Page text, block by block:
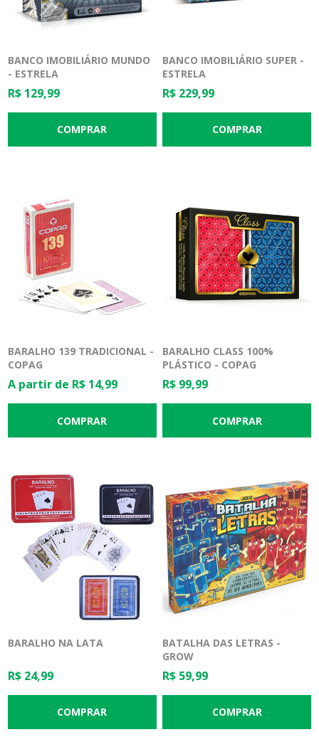
BANCO IMOBILIÁRIO MUNDO
- ESTRELA
R$ 129,99
BANCO IMOBILIÁRIO SUPER -
ESTRELA
R$ 229,99
BARALHO 139 TRADICIONAL -
COPAG
A partir de R$ 14,99
BARALHO CLASS 100%
PLÁSTICO - COPAG
R$ 99,99
BARALHO NA LATA
R$ 24,99
BATALHA DAS LETRAS -
GROW
R$ 59,99